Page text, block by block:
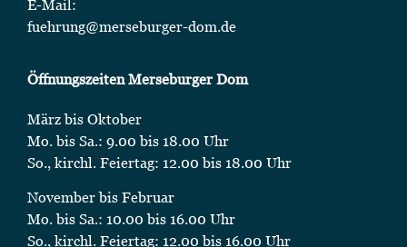
E-Mail:
fuehrung@merseburger-dom.de
Öffnungszeiten Merseburger Dom
März bis Oktober
Mo. bis Sa.: 9.00 bis 18.00 Uhr
So., kirchl. Feiertag: 12.00 bis 18.00 Uhr
November bis Februar
Mo. bis Sa.: 10.00 bis 16.00 Uhr
So., kirchl. Feiertag: 12.00 bis 16.00 Uhr